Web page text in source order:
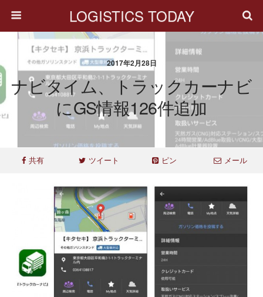
LOGISTICS TODAY
2017年2月28日
ナビタイム、トラックカーナビ
にGS情報126件追加
共有 ツイート ピン メール